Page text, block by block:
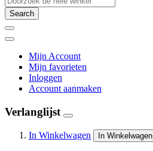
Search
Mijn Account
Mijn favorieten
Inloggen
Account aanmaken
Verlanglijst
In Winkelwagen In Winkelwagen